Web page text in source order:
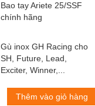
Bao tay Ariete 25/SSF
chính hãng
Gù inox GH Racing cho
SH, Future, Lead,
Exciter, Winner,...
Thêm vào giỏ hàng